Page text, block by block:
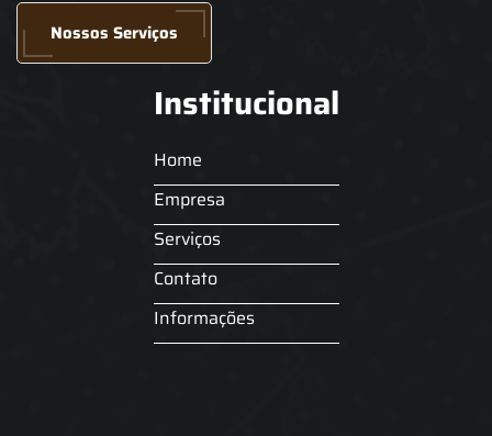
Nossos Serviços
Institucional
Home
Empresa
Serviços
Contato
Informações